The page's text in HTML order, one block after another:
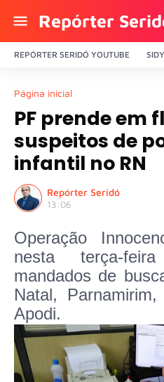
Repórter
REPÓRTER SERIDÓ YOUTUBE
Página inicial
PF prende em
suspeitos de
infantil no RN
Repórter Seridó
13:06
Operação
nesta terça-
mandados de
Natal,
Apodi.